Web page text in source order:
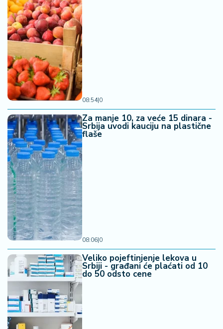
08:54|0
Za manje 10, za veće 15 dinara -
Srbija uvodi kauciju na plastične
flaše
08:06|0
Veliko pojeftinjenje lekova u
Srbiji - građani će plaćati od 10
do 50 odsto cene